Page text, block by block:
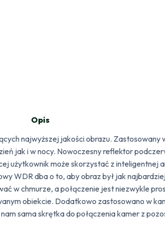
Opis
najwyższej jakości obrazu.
jak i w nocy. Nowoczesny reflektor
użytkownik może skorzystać z inteligentnej
WDR dba o to, aby obraz był jak
w chmurze, a połączenie jest niezwykle
obiekcie. Dodatkowo zastosowano w
sama skrętka do połączenia kamer z